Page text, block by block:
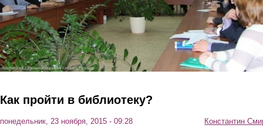
Как пройти в библиотеку?
понедельник, 23 ноября, 2015 - 09:28 Константин